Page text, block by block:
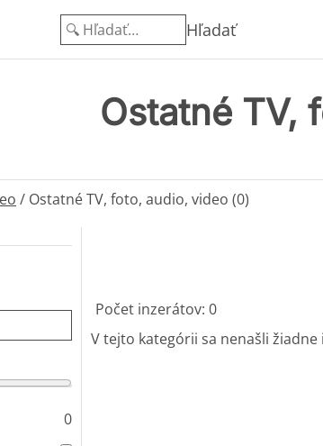
Hľadať
Ostatné TV,
/ Ostatné TV, foto, audio, video (0)
0
Počet inzerátov: 0
V tejto kategórii sa nenašli žiadne